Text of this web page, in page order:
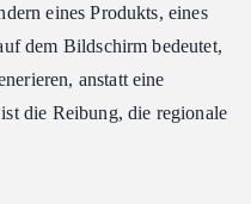
eines Produkts, eines
dem Bildschirm bedeutet,
anstatt eine
die Reibung, die regionale